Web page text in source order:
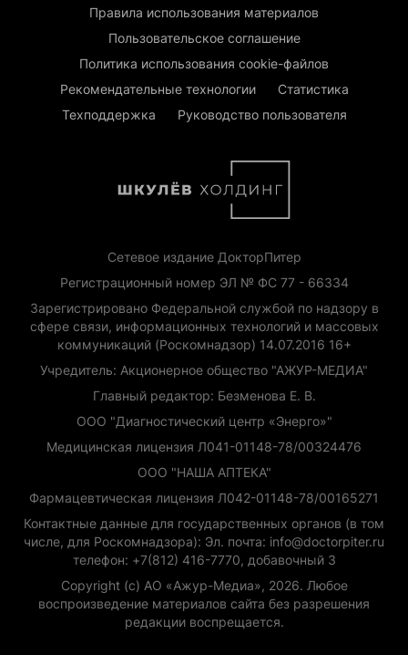
Правила использования материалов
Пользовательское соглашение
Политика использования cookie-файлов
Рекомендательные технологии
Статистика
Техподдержка
Руководство пользователя
Сетевое издание ДокторПитер
Регистрационный номер ЭЛ № ФС 77 - 66334
Зарегистрировано Федеральной службой по надзору в
сфере связи, информационных технологий и массовых
коммуникаций (Роскомнадзор) 14.07.2016 16+
Учредитель: Акционерное общество "АЖУР-МЕДИА"
Главный редактор: Безменова Е. В.
ООО "Диагностический центр «Энерго»"
Медицинская лицензия Л041-01148-78/00324476
ООО "НАША АПТЕКА"
Фармацевтическая лицензия Л042-01148-78/00165271
Контактные данные для государственных органов (в том
числе, для Роскомнадзора): Эл. почта: info@doctorpiter.ru
телефон: +7(812) 416-7770, добавочный 3
Copyright (с) АО «Ажур-Медиа», 2026. Любое
воспроизведение материалов сайта без разрешения
редакции воспрещается.